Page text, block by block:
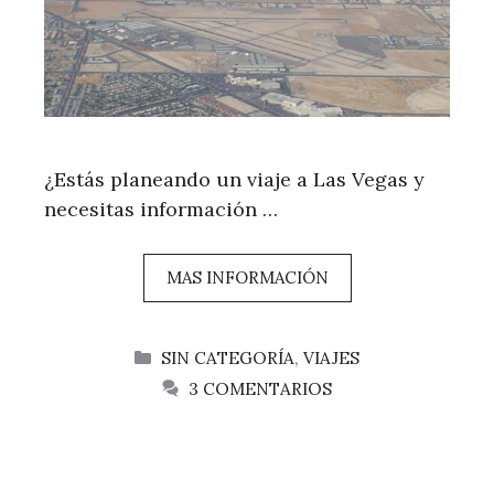
¿Estás planeando un viaje a Las Vegas y
necesitas información …
MAS INFORMACIÓN
CATEGORÍAS
SIN CATEGORÍA,VIAJES
3 COMENTARIOS